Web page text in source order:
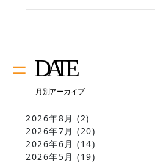
2026年8月 (2)
2026年7月 (20)
2026年6月 (14)
2026年5月 (19)